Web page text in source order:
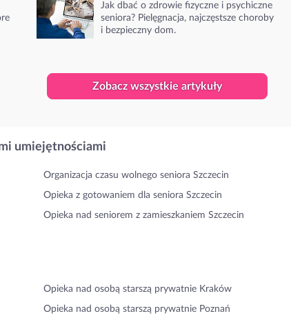
Jak dbać o zdrowie fizyczne i psychiczne
seniora? Pielęgnacja, najczęstsze choroby
i bezpieczny dom.
Zobacz wszystkie artykuły
umiejętnościami
Organizacja czasu wolnego seniora Szczecin
Opieka z gotowaniem dla seniora Szczecin
Opieka nad seniorem z zamieszkaniem Szczecin
Opieka nad osobą starszą prywatnie Kraków
Opieka nad osobą starszą prywatnie Poznań